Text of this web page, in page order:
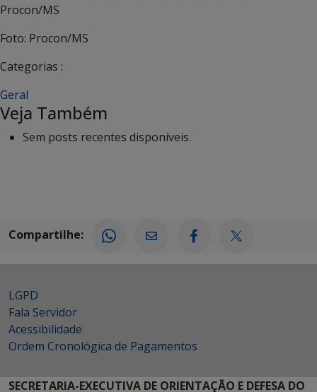
Procon/MS
Foto: Procon/MS
Categorias :
Geral
Veja Também
Sem posts recentes disponíveis.
Compartilhe:
LGPD
Fala Servidor
Acessibilidade
Ordem Cronológica de Pagamentos
SECRETARIA-EXECUTIVA DE ORIENTAÇÃO E DEFESA DO